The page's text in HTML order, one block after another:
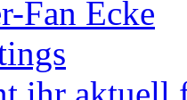
Fan Ecke